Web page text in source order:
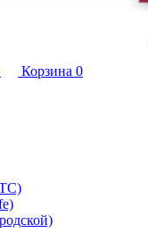
Корзина 0